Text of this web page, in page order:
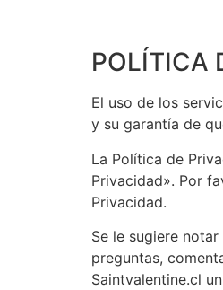
POLÍTICA
El uso de los
y su garantía de
La Política de
Privacidad». Por
Privacidad.
Se le sugiere
preguntas,
Saintvalentine.cl